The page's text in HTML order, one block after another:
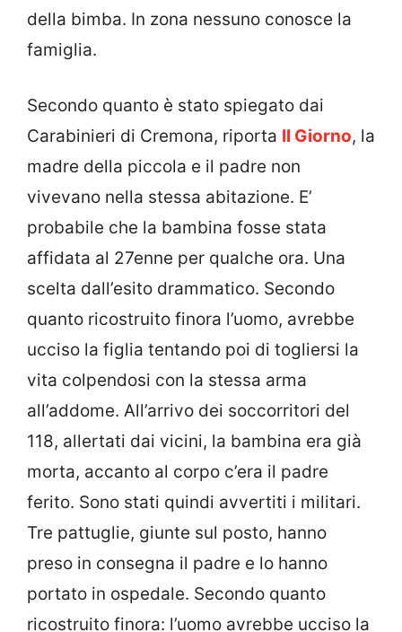
della bimba. In zona nessuno conosce la
famiglia.
Secondo quanto è stato spiegato dai
Carabinieri di Cremona, riporta Il Giorno, la
madre della piccola e il padre non
vivevano nella stessa abitazione. E’
probabile che la bambina fosse stata
affidata al 27enne per qualche ora. Una
scelta dall’esito drammatico. Secondo
quanto ricostruito finora l’uomo, avrebbe
ucciso la figlia tentando poi di togliersi la
vita colpendosi con la stessa arma
all’addome. All’arrivo dei soccorritori del
118, allertati dai vicini, la bambina era già
morta, accanto al corpo c’era il padre
ferito. Sono stati quindi avvertiti i militari.
Tre pattuglie, giunte sul posto, hanno
preso in consegna il padre e lo hanno
portato in ospedale. Secondo quanto
ricostruito finora: l’uomo avrebbe ucciso la